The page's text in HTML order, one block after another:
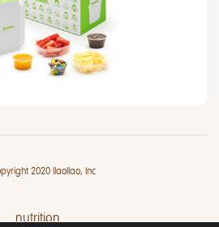
2020 llaollao, Inc
nutrition